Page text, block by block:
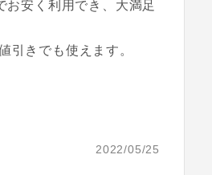
安く利用でき、大満足
引きでも使えます。
2022/05/25